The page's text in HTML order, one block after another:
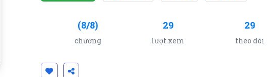
(8/8)
chương
29
lượt xem
29
theo dõi